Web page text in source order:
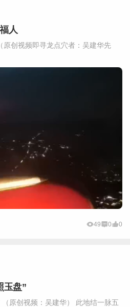
人
原创视频即寻龙点穴者：吴建华先
49 0 0
玉盘”
（原创视频：吴建华） 此地结一脉五